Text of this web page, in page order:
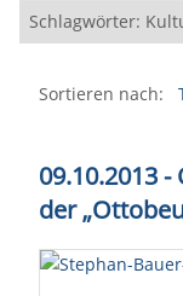
Schlagwörter:
Sortieren nach:
09.10.2013
der